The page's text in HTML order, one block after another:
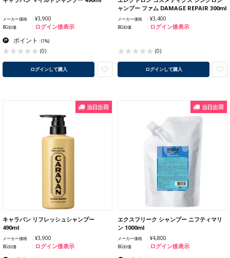
メーカー価格 ¥3,900
BG卸価 ログイン後表示
ポイント :(1%)
(0)
ログインして購入
ャンプー ファム DAMAGE REPAIR 300ml
メーカー価格 ¥3,400
BG卸価 ログイン後表示
(0)
ログインして購入
キャラバン リフレッシュシャンプー
490ml
メーカー価格 ¥3,900
BG卸価 ログイン後表示
エクスフリーク シャンプー ニフティマリ
ン 1000ml
メーカー価格 ¥4,800
BG卸価 ログイン後表示